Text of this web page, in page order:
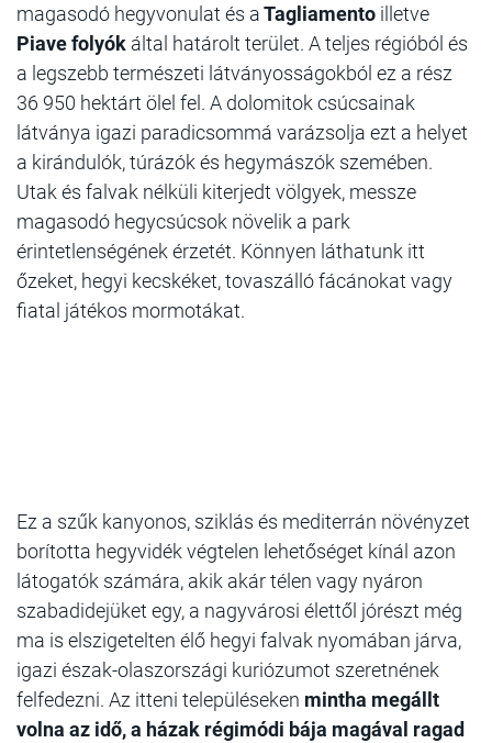
magasodó hegyvonulat és aTagliamento illetve
Piave folyók által határolt terület. A teljes régióból és
a legszebb természeti látványosságokból ez a rész
36 950 hektárt ölel fel. A dolomitok csúcsainak
látványa igazi paradicsommá varázsolja ezt a helyet
a kirándulók, túrázók és hegymászók szemében.
Utak és falvak nélküli kiterjedt völgyek, messze
magasodó hegycsúcsok növelik a park
érintetlenségének érzetét. Könnyen láthatunk itt
őzeket, hegyi kecskéket, tovaszálló fácánokat vagy
fiatal játékos mormotákat.
Ez a szűk kanyonos, sziklás és mediterrán növényzet
borította hegyvidék végtelen lehetőséget kínál azon
látogatók számára, akik akár télen vagy nyáron
szabadidejüket egy, a nagyvárosi élettől jórészt még
ma is elszigetelten élő hegyi falvak nyomában járva,
igazi észak-olaszországi kuriózumot szeretnének
felfedezni. Az itteni településeken mintha megállt
volna az idő, a házak régimódi bája magával ragad